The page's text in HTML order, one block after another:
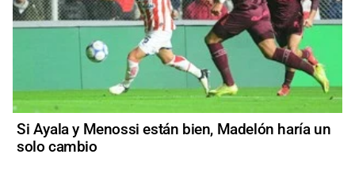
Si Ayala y Menossi están bien, Madelón haría un
solo cambio